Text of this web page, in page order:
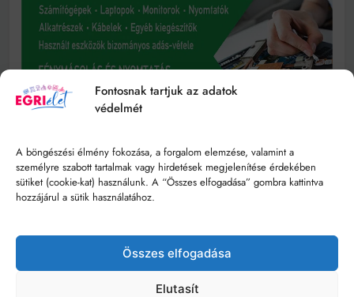
Fontosnak tartjuk az adatok
védelmét
A böngészési élmény fokozása, a forgalom elemzése, valamint a
személyre szabott tartalmak vagy hirdetések megjelenítése érdekében
sütiket (cookie-kat) használunk. A “Összes elfogadása” gombra kattintva
hozzájárul a sütik használatához.
Összes elfogadása
Elutasít